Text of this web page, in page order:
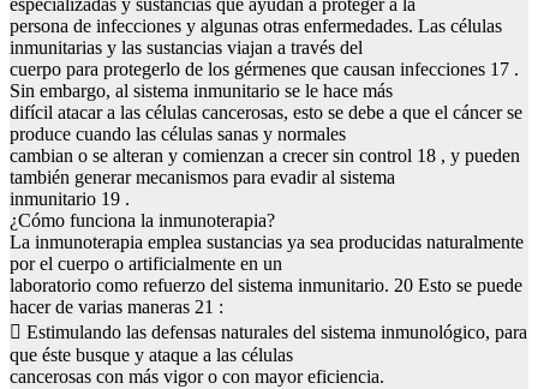
persona de infecciones y algunas otras enfermedades. Las células
inmunitarias y las sustancias viajan a través del
cuerpo para protegerlo de los gérmenes que causan infecciones 17 .
Sin embargo, al sistema inmunitario se le hace más
difícil atacar a las células cancerosas, esto se debe a que el cáncer se
produce cuando las células sanas y normales
cambian o se alteran y comienzan a crecer sin control 18 , y pueden
también generar mecanismos para evadir al sistema
inmunitario 19 .
¿Cómo funciona la inmunoterapia?
La inmunoterapia emplea sustancias ya sea producidas naturalmente
por el cuerpo o artificialmente en un
laboratorio como refuerzo del sistema inmunitario. 20 Esto se puede
hacer de varias maneras 21 :
 Estimulando las defensas naturales del sistema inmunológico, para
que éste busque y ataque a las células
cancerosas con más vigor o con mayor eficiencia.